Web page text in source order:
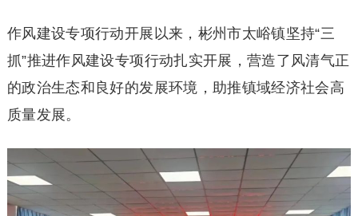
作风建设专项行动开展以来，彬州市太峪镇坚持“三
抓”推进作风建设专项行动扎实开展，营造了风清气正
的政治生态和良好的发展环境，助推镇域经济社会高
质量发展。